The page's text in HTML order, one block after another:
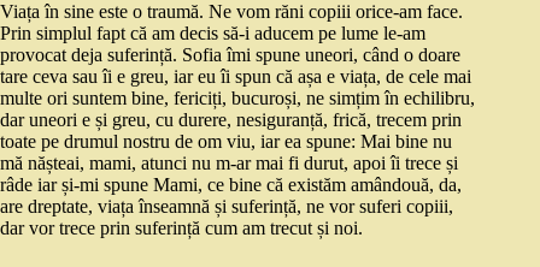
Viața în sine este o traumă. Ne vom răni copiii orice-am face.
Prin simplul fapt că am decis să-i aducem pe lume le-am
provocat deja suferință. Sofia îmi spune uneori, când o doare
tare ceva sau îi e greu, iar eu îi spun că așa e viața, de cele mai
multe ori suntem bine, fericiți, bucuroși, ne simțim în echilibru,
dar uneori e și greu, cu durere, nesiguranță, frică, trecem prin
toate pe drumul nostru de om viu, iar ea spune: Mai bine nu
mă nășteai, mami, atunci nu m-ar mai fi durut, apoi îi trece și
râde iar și-mi spune Mami, ce bine că existăm amândouă, da,
are dreptate, viața înseamnă și suferință, ne vor suferi copiii,
dar vor trece prin suferință cum am trecut și noi.